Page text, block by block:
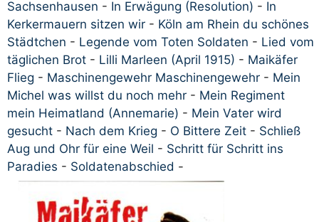
Sachsenhausen - In Erwägung (Resolution) - In
Kerkermauern sitzen wir - Köln am Rhein du schönes
Städtchen - Legende vom Toten Soldaten - Lied vom
täglichen Brot - Lilli Marleen (April 1915) - Maikäfer
Flieg - Maschinengewehr Maschinengewehr - Mein
Michel was willst du noch mehr - Mein Regiment
mein Heimatland (Annemarie) - Mein Vater wird
gesucht - Nach dem Krieg - O Bittere Zeit - Schließ
Aug und Ohr für eine Weil - Schritt für Schritt ins
Paradies - Soldatenabschied -